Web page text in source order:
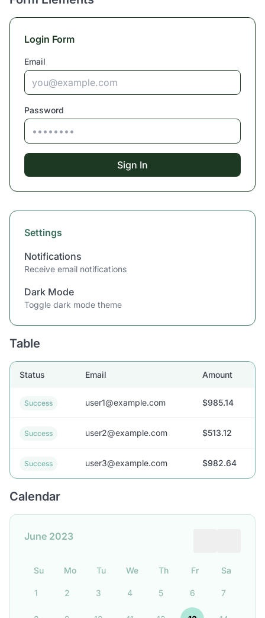
Login Form
Email
Password
Sign In
Settings
Notifications
Receive email notifications
Dark Mode
Toggle dark mode theme
Table
Status Email Amount
Success user1@example.com $985.14
Success user2@example.com $513.12
Success user3@example.com $982.64
Calendar
June 2023
Su Mo Tu We Th Fr Sa
1 2 3 4 5 6 7